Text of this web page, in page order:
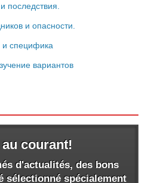
последствия.
и опасности.
и специфика
вариантов
courant!
d'actualités, des bons
sélectionné spécialement